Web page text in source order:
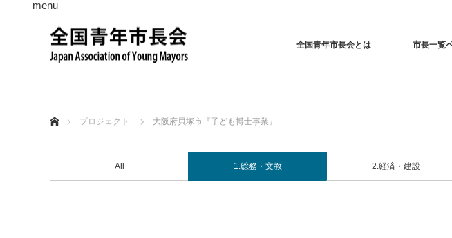
全国青年市長会とは 市長一覧
menu
プロジェクト
大阪府貝塚市『子ども博士事業』
All 1.総務・文教 2.経済・建設